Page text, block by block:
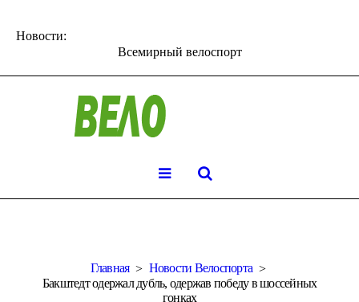
Новости:
Всемирный велоспорт
Главная
Новости Велоспорта
Бакштедт одержал дубль, одержав победу в шоссейных
гонках